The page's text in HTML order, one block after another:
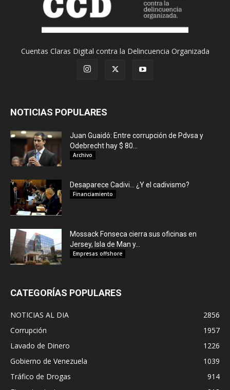
Cuentas Claras Digital contra la Delincuencia Organizada
NOTICIAS POPULARES
Juan Guaidó: Entre corrupción de Pdvsa y
Odebrecht hay $ 80...
Archivo
Desaparece Cadivi… ¿Y el cadivismo?
Financiamiento
Mossack Fonseca cierra sus oficinas en
Jersey, Isla de Man y...
Empresas offshore
CATEGORÍAS POPULARES
NOTICIAS AL DIA
2856
Corrupción
1957
Lavado de Dinero
1226
Gobierno de Venezuela
1039
Tráfico de Drogas
914